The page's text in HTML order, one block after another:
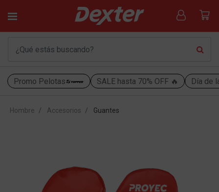
Promo Pelotas SALE hasta 70% OFF 🔥 Día de
Hombre Accesorios Guantes